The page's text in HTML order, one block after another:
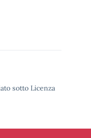
sotto Licenza